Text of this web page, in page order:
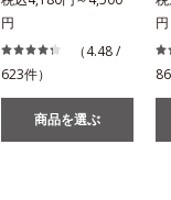
円
（4.48 /
623件）
商品を選ぶ
円